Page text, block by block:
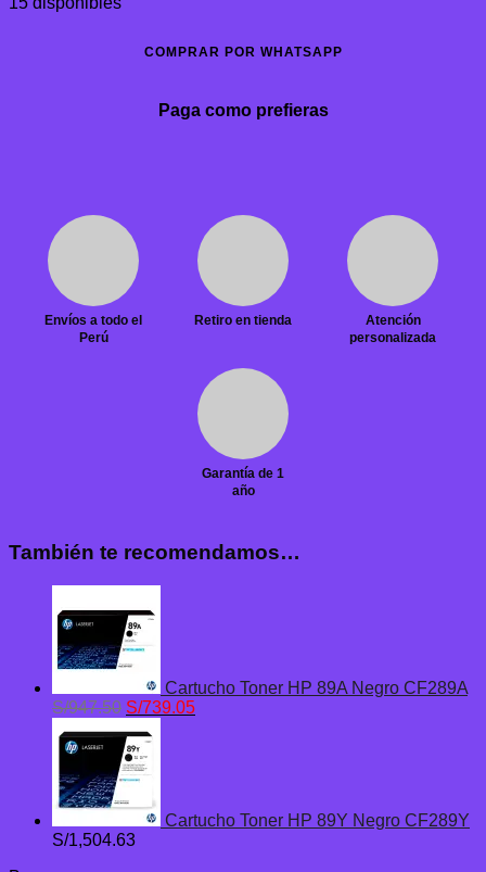
COMPRAR POR WHATSAPP
Paga como prefieras
Envíos a todo el
Perú
Retiro en tienda
Atención
personalizada
Garantía de 1
año
También te recomendamos…
Cartucho Toner HP 89A Negro CF289A
S/947.50 El
original
era:
S/947.50.
S/739.05El
Cartucho Toner HP 89Y Negro CF289Y
S/1,504.63